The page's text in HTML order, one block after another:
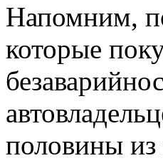
Напомним,
которые
половины